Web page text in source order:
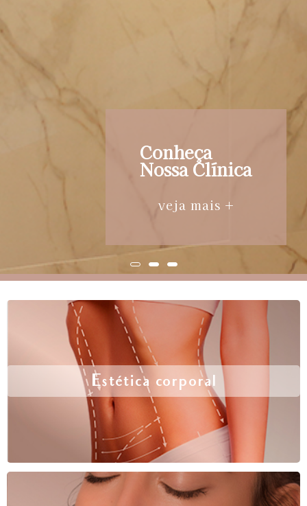
Conheça
Nossa Clínica
veja mais +
Estética corporal